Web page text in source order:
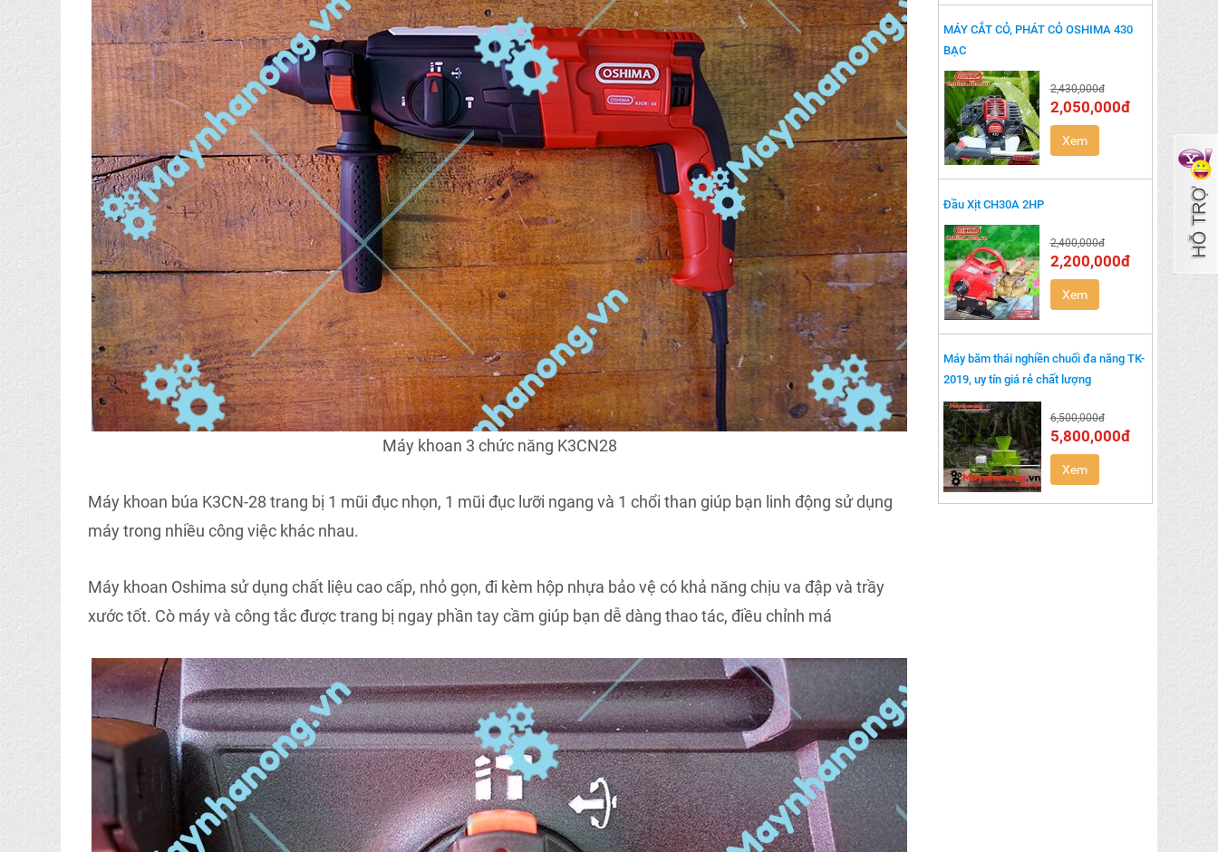
Máy khoan 3 chức năng K3CN28
Máy khoan búa K3CN-28 trang bị 1 mũi đục nhọn, 1 mũi đục lưỡi ngang và 1 chổi than giúp bạn linh động sử dụng
máy trong nhiều công việc khác nhau.
Máy khoan Oshima sử dụng chất liệu cao cấp, nhỏ gọn, đi kèm hộp nhựa bảo vệ có khả năng chịu va đập và trầy
xước tốt. Cò máy và công tắc được trang bị ngay phần tay cầm giúp bạn dễ dàng thao tác, điều chỉnh má
MÁY CẮT CỎ, PHÁT CỎ OSHIMA 430
BẠC
2,430,000đ
2,050,000đ
Xem
Đầu Xịt CH30A 2HP
2,400,000đ
2,200,000đ
Xem
Máy băm thái nghiền chuối đa năng TK-
2019, uy tín giá rẻ chất lượng
6,500,000đ
5,800,000đ
Xem